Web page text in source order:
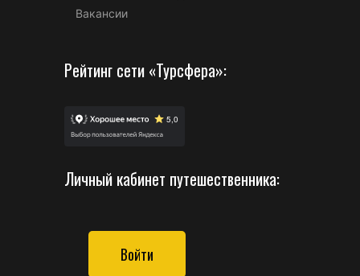
Вакансии
Рейтинг сети «Турсфера»:
Личный кабинет путешественника:
Войти